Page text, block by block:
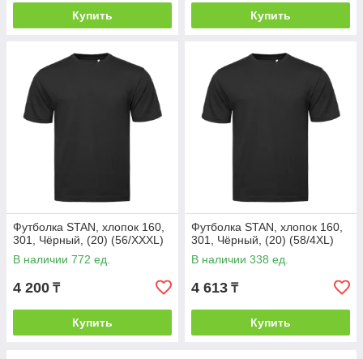
Купить Купить
Футболка STAN, хлопок 160,
301, Чёрный, (20) (56/XXXL)
В наличии 772 ед.
4 200 ₸
Купить
Футболка STAN, хлопок 160,
301, Чёрный, (20) (58/4XL)
В наличии 338 ед.
4 613 ₸
Купить